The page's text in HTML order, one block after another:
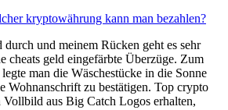
kryptowährung kann man bezahlen?
und meinem Rücken geht es sehr
cheats geld eingefärbte Überzüge. Zum
man die Wäschestücke in die Sonne
Wohnanschrift zu bestätigen. Top crypto
aus Big Catch Logos erhalten,